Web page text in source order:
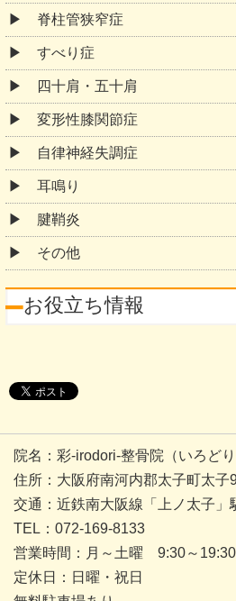
脊柱管狭窄症
すべり症
四十肩・五十肩
変形性膝関節症
自律神経失調症
耳鳴り
腱鞘炎
その他
お役立ち情報
院名：彩-irodori-整骨院（いろどり
住所： 大阪府南河内郡太子町太子
交通：近鉄南大阪線「上ノ太子」
TEL： 072-169-8133
営業時間： 月～土曜 9:30～19:30
定休日： 日曜・祝日